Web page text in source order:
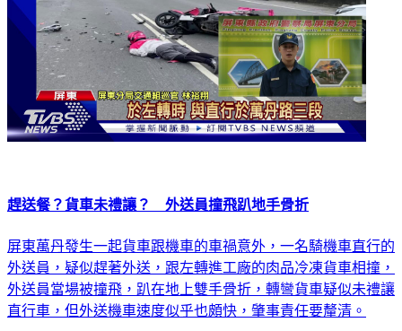
趕送餐？貨車未禮讓？ 外送員撞飛趴地手骨折
屏東萬丹發生一起貨車跟機車的車禍意外，一名騎機車直行的
外送員，疑似趕著外送，跟左轉進工廠的肉品冷凍貨車相撞，
外送員當場被撞飛，趴在地上雙手骨折，轉彎貨車疑似未禮讓
直行車，但外送機車速度似乎也頗快，肇事責任要釐清。